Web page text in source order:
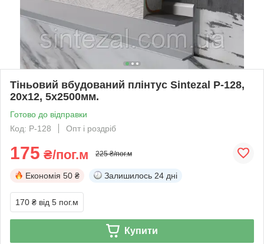
Тіньовий вбудований плінтус Sintezal P-128,
20х12, 5х2500мм.
Готово до відправки
Код: P-128
Опт і роздріб
175 ₴/пог.м 225 ₴/пог.м
Економія 50 ₴ Залишилось 24 дні
170 ₴ від 5 пог.м
Купити